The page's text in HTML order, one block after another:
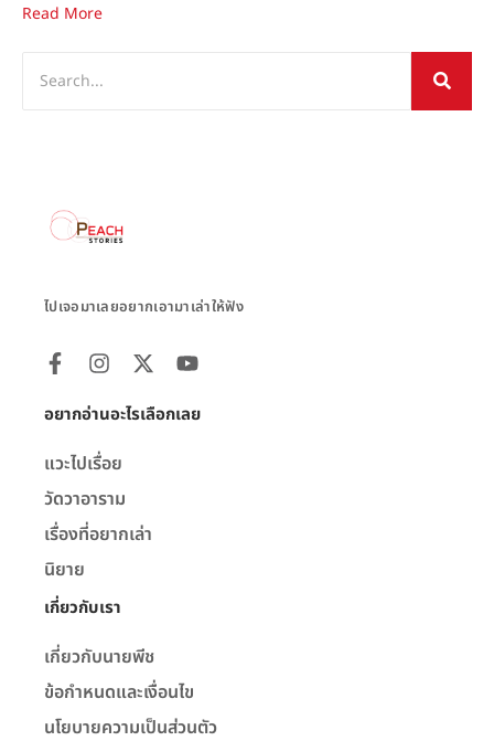
Read More
ไปเจอมาเลยอยากเอามาเล่าให้ฟัง
อยากอ่านอะไรเลือกเลย
แวะไปเรื่อย
วัดวาอาราม
เรื่องที่อยากเล่า
นิยาย
เกี่ยวกับเรา
เกี่ยวกับนายพีช
ข้อกำหนดและเงื่อนไข
นโยบายความเป็นส่วนตัว